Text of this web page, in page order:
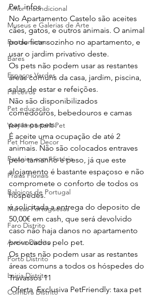
Amor Incondicional
Museus e Galerias de Arte
Restaurantes
Bares
Espaços Verdes
Parceiros
Pet educação
Very Important Pet
Pet Home Decor
Passeios com História
Praias Fluviais
Baloiços de Portugal
Marcas Portuguesas
Faro Distrito
Aveiro Distrito
Porto Distrito
Leiria Distrito
Coimbra Distrito
Pet  infos
No Apartamento Castelo são aceites
cães, gatos, e outros animais. O animal
pode ficar sozinho no apartamento, e
usar o jardim privativo deste.
Os pets não podem usar as restantes
áreas comuns da casa, jardim, piscina,
salas de estar e refeições.
Não são disponibilizados
comedouros, bebedouros e camas
paras os pets.
É aceite uma ocupação de até 2
animais. Não são colocados entraves
pelo tamanho e peso, já que este
alojamento é bastante espaçoso e não
compromete o conforto de todos os
hóspedes.
é solicitada a entrega do deposito de
50,00€ em cash, que será devolvido
caso não haja danos no apartamento
provocados pelo pet.
Os pets não podem usar as restantes
áreas comuns a todos os hóspedes do
Travassos 11
Oferta  Exclusiva PetFriendly: taxa pet